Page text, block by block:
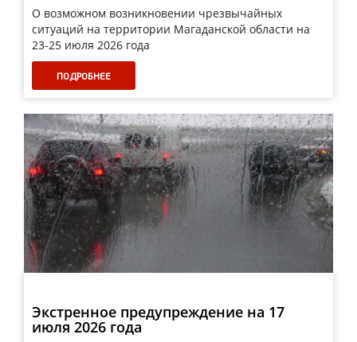
О возможном возникновении чрезвычайных
ситуаций на территории Магаданской области на
23-25 июля 2026 года
ПОДРОБНЕЕ
Экстренное предупреждение на 17
июля 2026 года